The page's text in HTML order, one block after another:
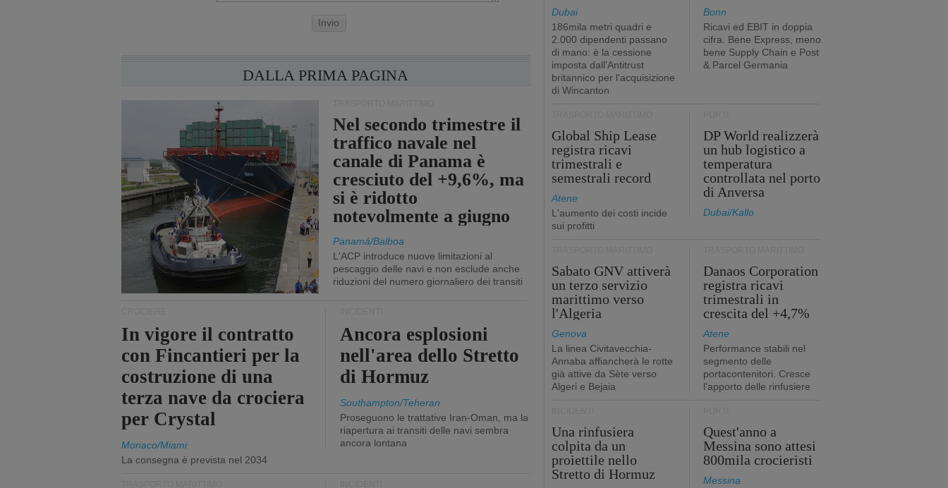
Invio
DALLA PRIMA PAGINA
Nel secondo trimestre il
traffico navale nel
canale di Panama è
cresciuto del +9,6%, ma
si è ridotto
notevolmente a giugno
Panamá/Balboa
L'ACP introduce nuove limitazioni al
pescaggio delle navi e non esclude anche
riduzioni del numero giornaliero dei transiti
In vigore il contratto
con Fincantieri per la
costruzione di una
terza nave da crociera
per Crystal
Monaco/Miami
La consegna è prevista nel 2034
Ancora esplosioni
nell'area dello Stretto
di Hormuz
Southampton/Teheran
Proseguono le trattative Iran-Oman, ma la
riapertura ai transiti delle navi sembra
ancora lontana
Dubai
186mila metri quadri e
2.000 dipendenti passano
di mano: è la cessione
imposta dall'Antitrust
britannico per l'acquisizione
di Wincanton
Bonn
Ricavi ed EBIT in doppia
cifra. Bene Express, meno
bene Supply Chain e Post
& Parcel Germania
Global Ship Lease
registra ricavi
trimestrali e
semestrali record
Atene
L'aumento dei costi incide
sui profitti
DP World realizzerà
un hub logistico a
temperatura
controllata nel porto
di Anversa
Dubai/Kallo
Sabato GNV attiverà
un terzo servizio
marittimo verso
l'Algeria
Genova
La linea Civitavecchia-
Annaba affiancherà le rotte
già attive da Sète verso
Algeri e Bejaia
Danaos Corporation
registra ricavi
trimestrali in
crescita del +4,7%
Atene
Performance stabili nel
segmento delle
portacontenitori. Cresce
l'apporto delle rinfusiere
Una rinfusiera
colpita da un
proiettile nello
Stretto di Hormuz
Quest'anno a
Messina sono attesi
800mila crocieristi
Messina